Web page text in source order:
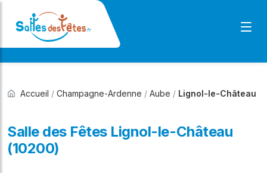
Accueil / Champagne-Ardenne / Aube / Lignol-le-Château
Salle des Fêtes Lignol-le-Château
(10200)